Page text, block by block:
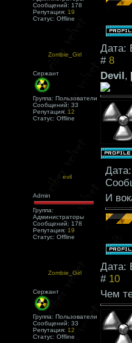
Сообщений: 178
Репутация: 19
Статус: Offline
Zombie_Girl
Дата:
# 8
Сержант
Группа: Пользователи
Сообщений: 33
Репутация: 12
Статус: Offline
Devil,
evil
Admin
Группа:
Администраторы
Сообщений: 178
Репутация: 19
Статус: Offline
И
Zombie_Girl
Дата:
# 10
Сержант
Группа: Пользователи
Сообщений: 33
Репутация: 12
Статус: Offline
Чем